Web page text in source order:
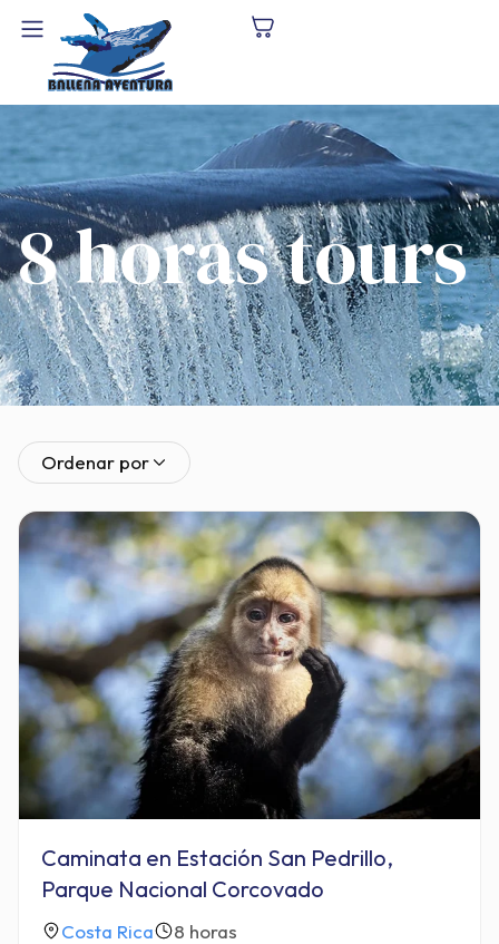
8 horas tours
Ordenar por
Caminata en Estación San Pedrillo,
Parque Nacional Corcovado
Costa Rica
8 horas